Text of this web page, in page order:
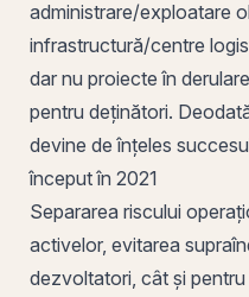
administrare/exploatare
infrastructură/centre
dar nu proiecte în
pentru deținători.
devine de înțeles
început în 2021
Separarea riscului
activelor, evitarea
dezvoltatori, cât și pentru